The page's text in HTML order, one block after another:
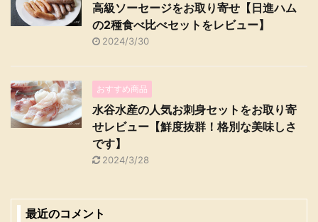
高級ソーセージをお取り寄せ【日進ハム
の2種食べ比べセットをレビュー】
2024/3/30
おすすめ商品
水谷水産の人気お刺身セットをお取り寄
せレビュー【鮮度抜群！格別な美味しさ
です】
2024/3/28
最近のコメント